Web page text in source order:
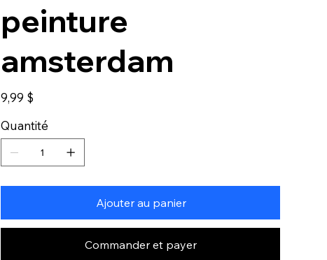
peinture
amsterdam
Prix
9,99 $
Quantité
Ajouter au panier
Commander et payer